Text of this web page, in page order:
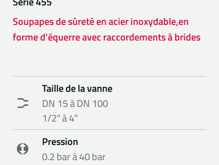
Soupapes de sûreté en acier inoxydable,en
forme d'équerre avec raccordements à brides
Taille de la vanne
DN 15 à DN 100
1/2" à 4"
Pression
0.2 bar à 40 bar